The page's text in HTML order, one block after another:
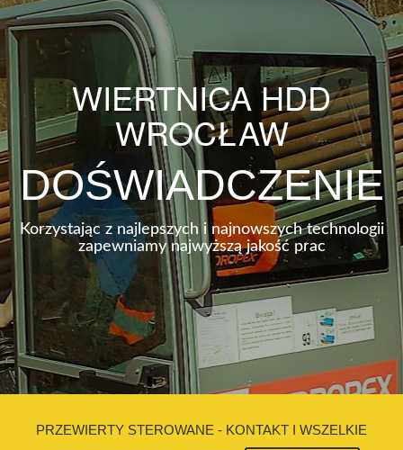
WIERTNICA HDD
WROCŁAW
DOŚWIADCZENIE
Korzystając z najlepszych i najnowszych technologii
zapewniamy najwyższą jakość prac
PRZEWIERTY STEROWANE - KONTAKT I WSZELKIE